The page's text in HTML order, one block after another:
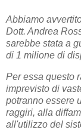
Abbiamo
Dott. Andrea
sarebbe stata a
di 1 milione di
Per essa questo
imprevisto di
potranno essere
raggiri, alla
all'utilizzo del